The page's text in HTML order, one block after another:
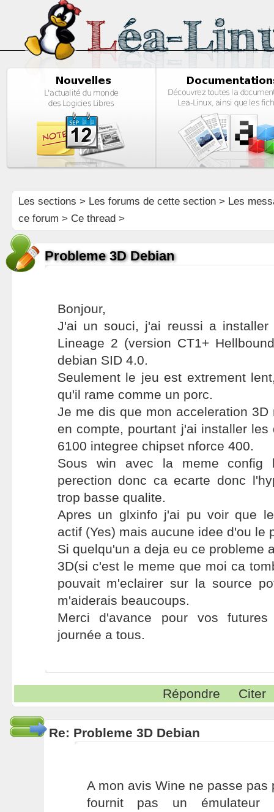
Les sections > Les forums de cette section> Les
ce forum > Ce thread >
Probleme 3D Debian
Bonjour,
J'ai un souci, j'ai reussi a
Lineage 2 (version CT1+
debian SID 4.0.
Seulement le jeu est extrement
qu'il rame comme un porc.
Je me dis que mon acceleration
en compte, pourtant j'ai installer
6100 integree chipset nforce 400.
Sous win avec la meme
perection donc ca ecarte donc
trop basse qualite.
Apres un glxinfo j'ai pu voir que
actif (Yes) mais aucune idee d'ou le
Si quelqu'un a deja eu ce probleme
3D(si c'est le meme que moi ca
pouvait m'eclairer sur la source
m'aiderais beaucoups.
Merci d'avance pour vos
journée a tous.
Répondre Citer
Re: Probleme 3D Debian
A mon avis Wine ne passe pas
fournit pas un émulateur